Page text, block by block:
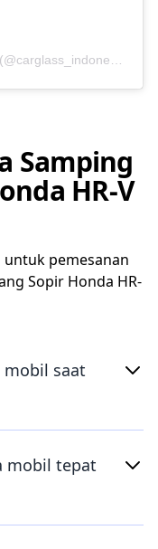
Samping
HR-V
untuk pemesanan
Sopir Honda HR-
mobil saat
mobil tepat